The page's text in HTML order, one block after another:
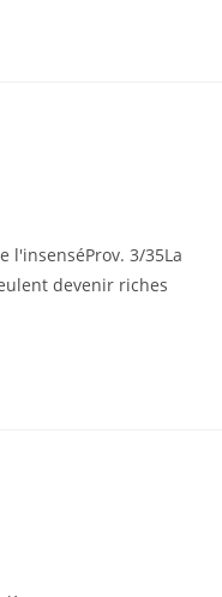
l'insenséProv. 3/35La
devenir riches